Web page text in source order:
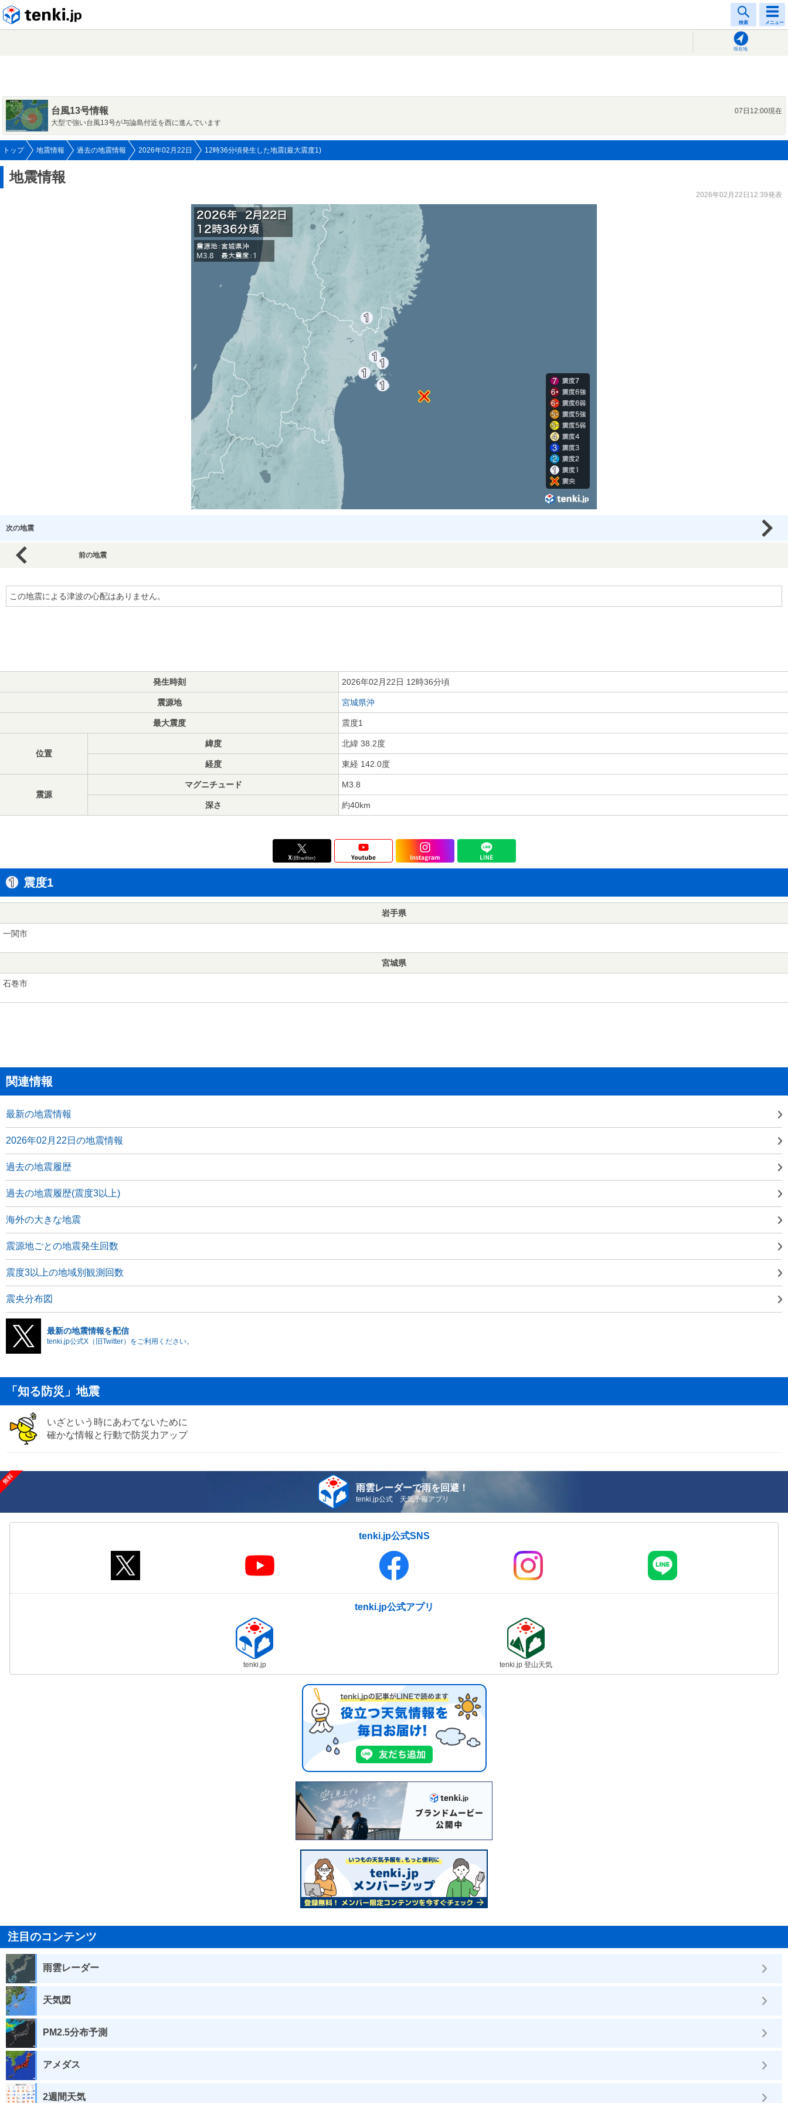
検索 メニュー
現在地
台風13号情報
07日12:00現在
大型で強い台風13号が与論島付近を西に進んでいます
トップ 地震情報 過去の地震情報 2026年02月22日 12時36分頃発生した地震(最大震度1)
地震情報
2026年02月22日12:39発表
次の地震
前の地震
この地震による津波の心配はありません。
発生時刻 2026年02月22日 12時36分頃
震源地 宮城県沖
最大震度 震度1
位置
緯度 北緯 38.2度
経度 東経 142.0度
震源
マグニチュード M3.8
深さ 約40km
震度1
岩手県
一関市
宮城県
石巻市
関連情報
最新の地震情報
2026年02月22日の地震情報
過去の地震履歴
過去の地震履歴(震度3以上)
海外の大きな地震
震源地ごとの地震発生回数
震度3以上の地域別観測回数
震央分布図
最新の地震情報を配信
tenki.jp公式X（旧Twitter）をご利用ください。
「知る防災」地震
いざという時にあわてないために
確かな情報と行動で防災力アップ
雨雲レーダーで雨を回避！
tenki.jp公式 天気予報アプリ
tenki.jp公式SNS
tenki.jp公式アプリ
tenki.jp tenki.jp 登山天気
注目のコンテンツ
雨雲レーダー
天気図
PM2.5分布予測
アメダス
2週間天気